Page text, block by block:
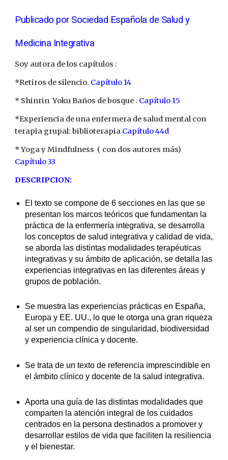
Publicado por Sociedad Española de Salud y
Medicina Integrativa
Soy autora de los capítulos :
*Retiros de silencio. Capítulo 14
* Shinrin  Yoku Baños de bosque . Capítulo 15
*Experiencia de una enfermera de salud mental con
terapia grupal: biblioterapia Capítulo 44d
Capítulo 33
DESCRIPCION:
El texto se compone de 6 secciones en las que se
presentan los marcos teóricos que fundamentan la
práctica de la enfermería integrativa, se desarrolla
los conceptos de salud integrativa y calidad de vida,
se aborda las distintas modalidades terapéuticas
integrativas y su ámbito de aplicación, se detalla las
experiencias integrativas en las diferentes áreas y
grupos de población.
Se muestra las experiencias prácticas en España,
Europa y EE. UU., lo que le otorga una gran riqueza
al ser un compendio de singularidad, biodiversidad
y experiencia clínica y docente.
Se trata de un texto de referencia imprescindible en
el ámbito clínico y docente de la salud integrativa.
Aporta una guía de las distintas modalidades que
comparten la atención integral de los cuidados
centrados en la persona destinados a promover y
desarrollar estilos de vida que faciliten la resiliencia
y el bienestar.